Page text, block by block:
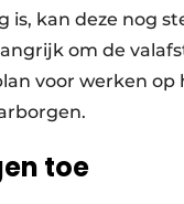
kan deze nog
om de
voor werken
toe